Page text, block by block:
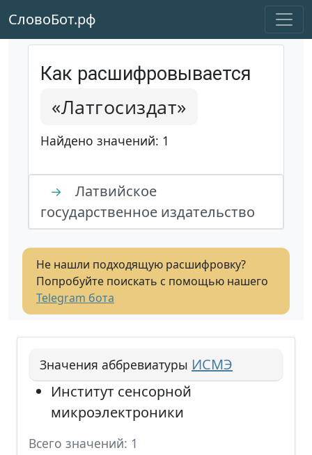
СловоБот.рф
Как расшифровывается
«Латгосиздат»
Найдено значений: 1
→
Латвийское
государственное издательство
Не нашли подходящую расшифровку?
Попробуйте поискать с помощью нашего
Telegram бота
Значения аббревиатуры ИСМЭ
Институт сенсорной
микроэлектроники
Всего значений: 1